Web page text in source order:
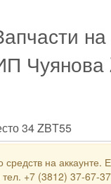
34 ZBT55
Чуянова
средств на
тел. +7 (3812) 37-67-